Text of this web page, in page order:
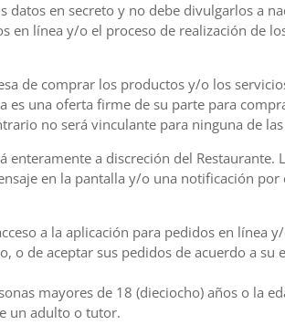
en secreto y no debe divulgarlos a
en línea y/o el proceso de realización de
de comprar los productos y/o los
es una oferta firme de su parte para
no será vinculante para ninguna de
a discreción del Restaurante.
en la pantalla y/o una notificación por
a la aplicación para pedidos en línea
o de aceptar sus pedidos de acuerdo a su
mayores de 18 (dieciocho) años o la
un adulto o tutor.